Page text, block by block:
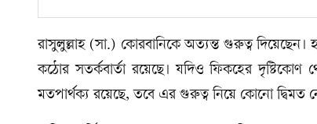
রাসুলুল্লাহ (সা.) কোরবানিকে অত্যন্ত গুরুত্ব দিয়েছেন।
কঠোর সতর্কবার্তা রয়েছে। যদিও ফিকহের দৃষ্টিকোণ
মতপার্থক্য রয়েছে, তবে এর গুরুত্ব নিয়ে কোনো দ্বিমত